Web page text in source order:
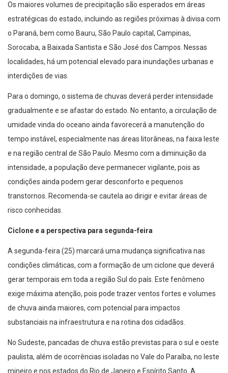
Os maiores volumes de precipitação são esperados em áreas
estratégicas do estado, incluindo as regiões próximas à divisa com
o Paraná, bem como Bauru, São Paulo capital, Campinas,
Sorocaba, a Baixada Santista e São José dos Campos. Nessas
localidades, há um potencial elevado para inundações urbanas e
interdições de vias.
Para o domingo, o sistema de chuvas deverá perder intensidade
gradualmente e se afastar do estado. No entanto, a circulação de
umidade vinda do oceano ainda favorecerá a manutenção do
tempo instável, especialmente nas áreas litorâneas, na faixa leste
e na região central de São Paulo. Mesmo com a diminuição da
intensidade, a população deve permanecer vigilante, pois as
condições ainda podem gerar desconforto e pequenos
transtornos. Recomenda-se cautela ao dirigir e evitar áreas de
risco conhecidas.
Ciclone e a perspectiva para segunda-feira
A segunda-feira (25) marcará uma mudança significativa nas
condições climáticas, com a formação de um ciclone que deverá
gerar temporais em toda a região Sul do país. Este fenômeno
exige máxima atenção, pois pode trazer ventos fortes e volumes
de chuva ainda maiores, com potencial para impactos
substanciais na infraestrutura e na rotina dos cidadãos.
No Sudeste, pancadas de chuva estão previstas para o sul e oeste
paulista, além de ocorrências isoladas no Vale do Paraíba, no leste
mineiro e nos estados do Rio de Janeiro e Espírito Santo. A